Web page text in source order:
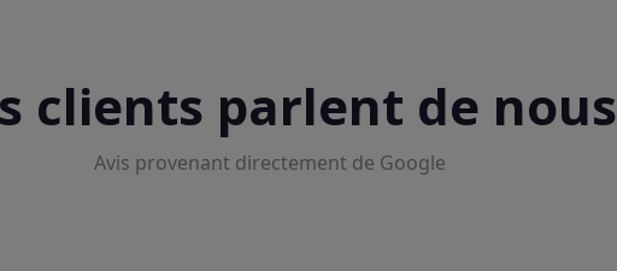
clients parlent de nous
Avis provenant directement de Google